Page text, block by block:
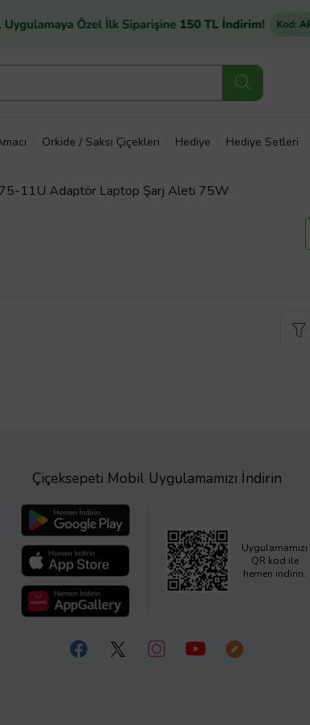
Orkide / Saksı Çiçekleri Hediye Hediye Setleri
11U Adaptör Laptop Şarj Aleti 75W
Çiçeksepeti Mobil Uygulamamızı İndirin
Uygulamamızı
QR kod ile
hemen indirin.